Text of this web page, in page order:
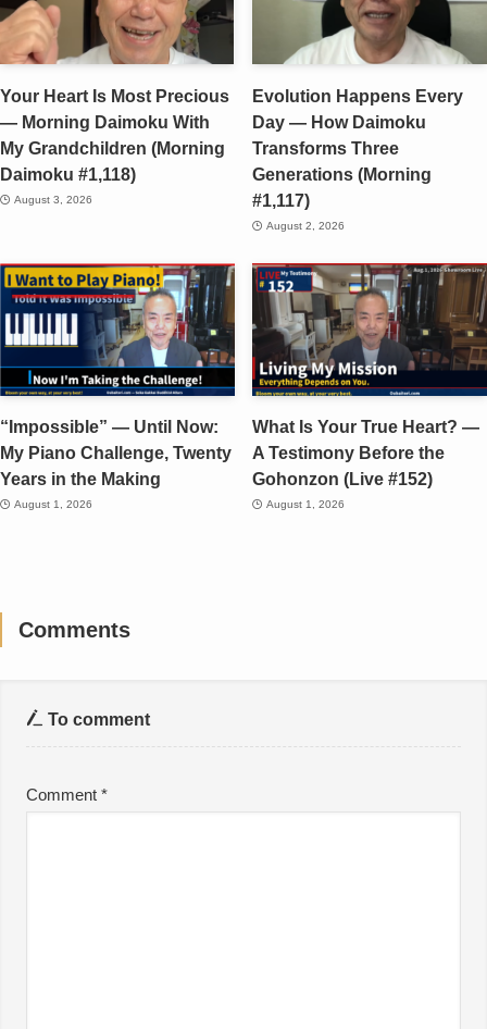
Your Heart Is Most Precious
— Morning Daimoku With
My Grandchildren (Morning
Daimoku #1,118)
August 3, 2026
Evolution Happens Every
Day — How Daimoku
Transforms Three
Generations (Morning
#1,117)
August 2, 2026
“Impossible” — Until Now:
My Piano Challenge, Twenty
Years in the Making
August 1, 2026
What Is Your True Heart? —
A Testimony Before the
Gohonzon (Live #152)
August 1, 2026
Comments
To comment
Comment*